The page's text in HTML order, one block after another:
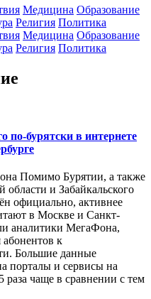
Медицина Образование
Религия Политика
Медицина Образование
Религия Политика
по-бурятски в интернете
Помимо Бурятии, а также
и Забайкальского
официально, активнее
в Москве и Санкт-
аналитики МегаФона,
к
Большие данные
порталы и сервисы на
раза чаще в сравнении с тем